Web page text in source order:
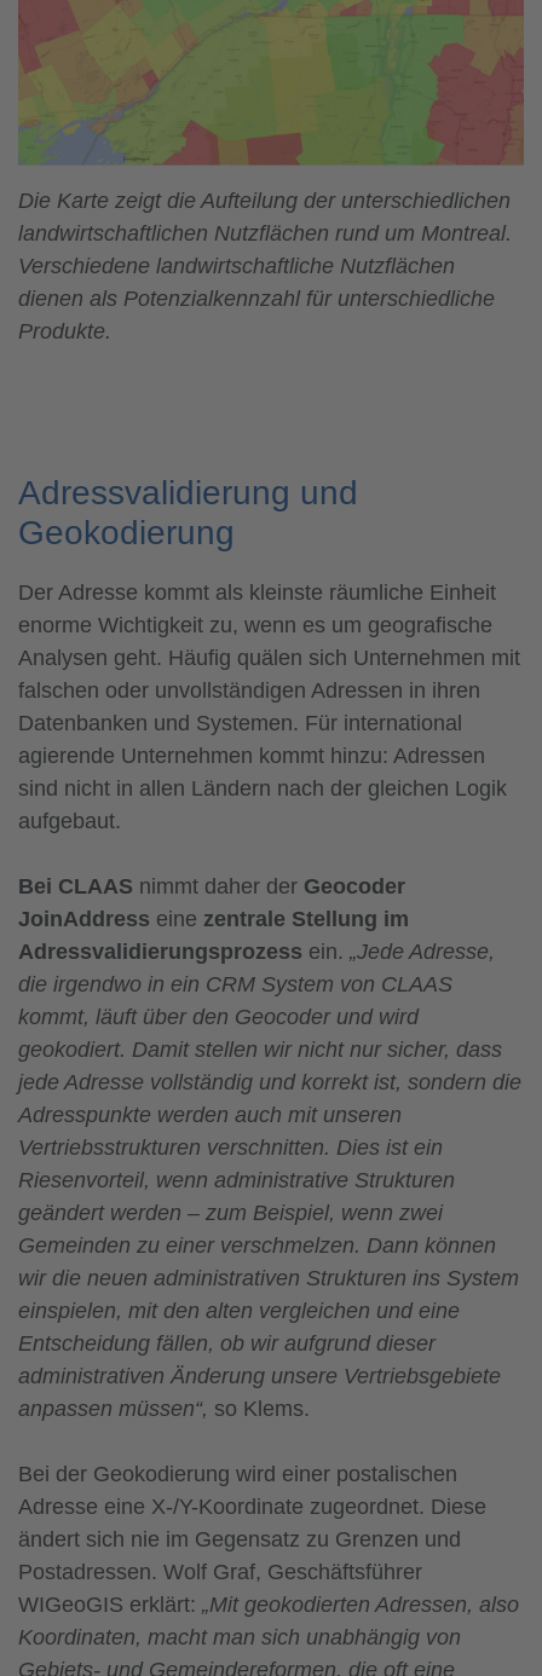
Die Karte zeigt die Aufteilung der unterschiedlichen
landwirtschaftlichen Nutzflächen rund um Montreal.
Verschiedene landwirtschaftliche Nutzflächen
dienen als Potenzialkennzahl für unterschiedliche
Produkte.
Adressvalidierung und
Geokodierung
Der Adresse kommt als kleinste räumliche Einheit
enorme Wichtigkeit zu, wenn es um geografische
Analysen geht. Häufig quälen sich Unternehmen mit
falschen oder unvollständigen Adressen in ihren
Datenbanken und Systemen. Für international
agierende Unternehmen kommt hinzu: Adressen
sind nicht in allen Ländern nach der gleichen Logik
aufgebaut.
Bei CLAAS nimmt daher der Geocoder
JoinAddress eine zentrale Stellung im
Adressvalidierungsprozess ein. „Jede Adresse,
die irgendwo in ein CRM System von CLAAS
kommt, läuft über den Geocoder und wird
geokodiert. Damit stellen wir nicht nur sicher, dass
jede Adresse vollständig und korrekt ist, sondern die
Adresspunkte werden auch mit unseren
Vertriebsstrukturen verschnitten. Dies ist ein
Riesenvorteil, wenn administrative Strukturen
geändert werden – zum Beispiel, wenn zwei
Gemeinden zu einer verschmelzen. Dann können
wir die neuen administrativen Strukturen ins System
einspielen, mit den alten vergleichen und eine
Entscheidung fällen, ob wir aufgrund dieser
administrativen Änderung unsere Vertriebsgebiete
anpassen müssen“, so Klems.
Bei der Geokodierung wird einer postalischen
Adresse eine X-/Y-Koordinate zugeordnet. Diese
ändert sich nie im Gegensatz zu Grenzen und
Postadressen. Wolf Graf, Geschäftsführer
WIGeoGIS erklärt: „Mit geokodierten Adressen, also
Koordinaten, macht man sich unabhängig von
Gebiets- und Gemeindereformen, die oft eine